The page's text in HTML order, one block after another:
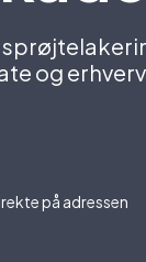
og
på adressen